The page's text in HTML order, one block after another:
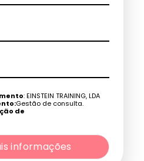
: EINSTEIN TRAINING, LDA
Gestão de consulta.
de
aceder, retificar e excluir os
conforme o explicito na
informações